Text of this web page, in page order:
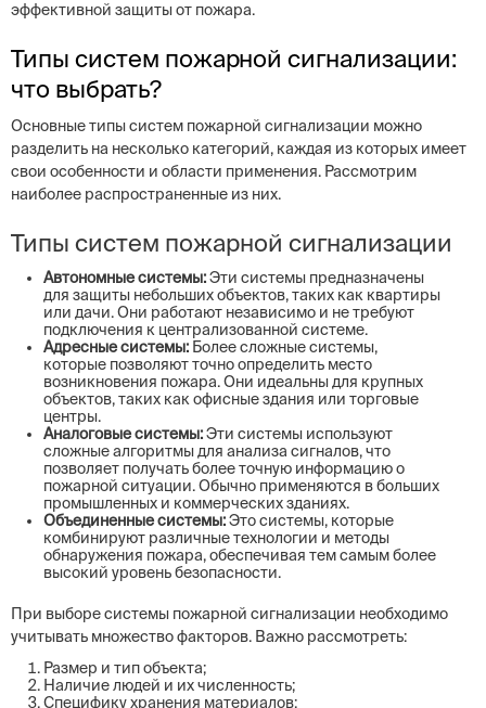
эффективной защиты от пожара.
Типы систем пожарной сигнализации:
что выбрать?
Основные типы систем пожарной сигнализации можно
разделить на несколько категорий, каждая из которых имеет
свои особенности и области применения. Рассмотрим
наиболее распространенные из них.
Типы систем пожарной сигнализации
Автономные системы:Эти системы предназначены
для защиты небольших объектов, таких как квартиры
или дачи. Они работают независимо и не требуют
подключения к централизованной системе.
Адресные системы: Более сложные системы,
которые позволяют точно определить место
возникновения пожара. Они идеальны для крупных
объектов, таких как офисные здания или торговые
центры.
Аналоговые системы:Эти системы используют
сложные алгоритмы для анализа сигналов, что
позволяет получать более точную информацию о
пожарной ситуации. Обычно применяются в больших
промышленных и коммерческих зданиях.
Объединенные системы:Это системы, которые
комбинируют различные технологии и методы
обнаружения пожара, обеспечивая тем самым более
высокий уровень безопасности.
При выборе системы пожарной сигнализации необходимо
учитывать множество факторов. Важно рассмотреть:
Размер и тип объекта;
Наличие людей и их численность;
Специфику хранения материалов;